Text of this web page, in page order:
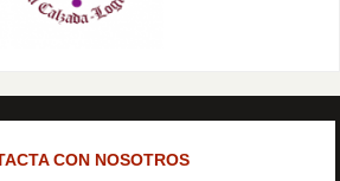
CON NOSOTROS